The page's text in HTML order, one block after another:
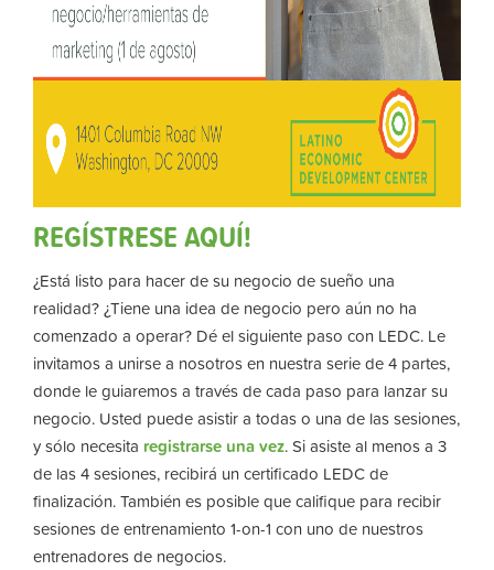
REGÍSTRESE AQUÍ!
¿Está listo para hacer de su negocio de sueño una
realidad? ¿Tiene una idea de negocio pero aún no ha
comenzado a operar? Dé el siguiente paso con LEDC. Le
invitamos a unirse a nosotros en nuestra serie de 4 partes,
donde le guiaremos a través de cada paso para lanzar su
negocio. Usted puede asistir a todas o una de las sesiones,
y sólo necesita registrarse una vez. Si asiste al menos a 3
de las 4 sesiones, recibirá un certificado LEDC de
finalización. También es posible que califique para recibir
sesiones de entrenamiento 1-on-1 con uno de nuestros
entrenadores de negocios.